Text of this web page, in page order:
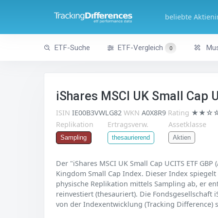
beliebte
ETF-Suche ETF-Vergleich 0
iShares MSCI UK Small Cap
ISIN IE00B3VWLG82 WKN A0X8R9 Rating
Replikation
Sampling
Ertragsverw.
thesaurierend
Assetklasse
Aktien
Der "iShares MSCI UK Small Cap UCITS ETF
Kingdom Small Cap Index. Dieser Index
physische Replikation mittels Sampling ab, er
reinvestiert (thesauriert). Die Fondsgesellschaft
von der Indexentwicklung (Tracking Difference)